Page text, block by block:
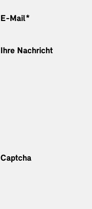
E-Mail*
Ihre Nachricht
Captcha